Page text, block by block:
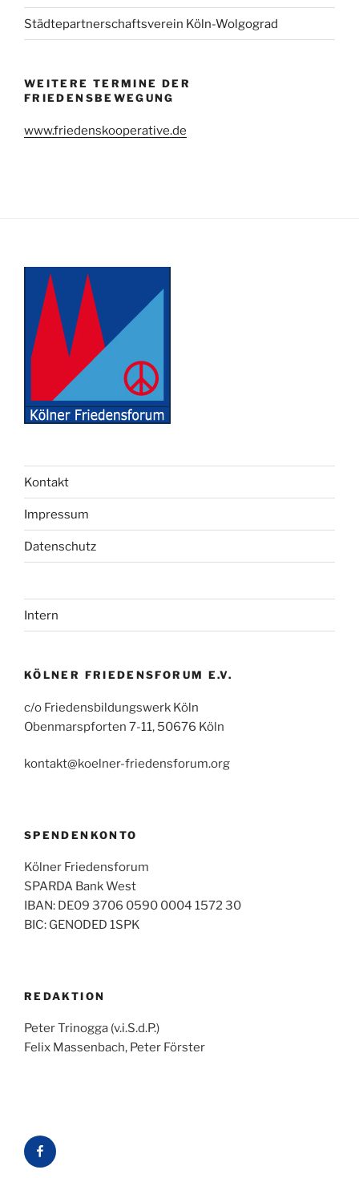
Städtepartnerschaftsverein Köln-Wolgograd
WEITERE TERMINE DER
FRIEDENSBEWEGUNG
www.friedenskooperative.de
Kontakt
Impressum
Datenschutz
Intern
KÖLNER FRIEDENSFORUM E.V.
c/o Friedensbildungswerk Köln
Obenmarspforten 7-11, 50676 Köln
kontakt@koelner-friedensforum.org
SPENDENKONTO
Kölner Friedensforum
SPARDA Bank West
IBAN: DE09 3706 0590 0004 1572 30
BIC: GENODED 1SPK
REDAKTION
Peter Trinogga (v.i.S.d.P.)
Felix Massenbach, Peter Förster
Facebook